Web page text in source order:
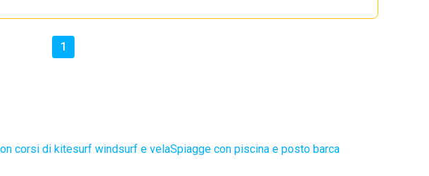
1
corsi di kitesurf windsurf e velaSpiagge con piscina e posto barca